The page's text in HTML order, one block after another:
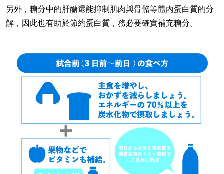
另外，糖分中的肝醣還能抑制肌肉與骨骼等體內蛋白質的分
解，因此也有助於節約蛋白質，務必要確實補充糖分。